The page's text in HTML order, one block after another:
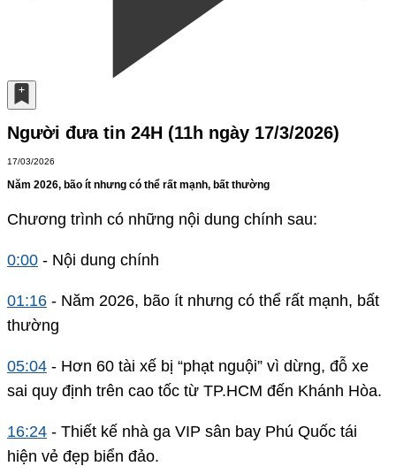
Người đưa tin 24H (11h ngày 17/3/2026)
17/03/2026
Năm 2026, bão ít nhưng có thể rất mạnh, bất thường
Chương trình có những nội dung chính sau:
0:00 - Nội dung chính
01:16 - Năm 2026, bão ít nhưng có thể rất mạnh, bất
thường
05:04 - Hơn 60 tài xế bị “phạt nguội” vì dừng, đỗ xe
sai quy định trên cao tốc từ TP.HCM đến Khánh Hòa.
16:24 - Thiết kế nhà ga VIP sân bay Phú Quốc tái
hiện vẻ đẹp biển đảo.